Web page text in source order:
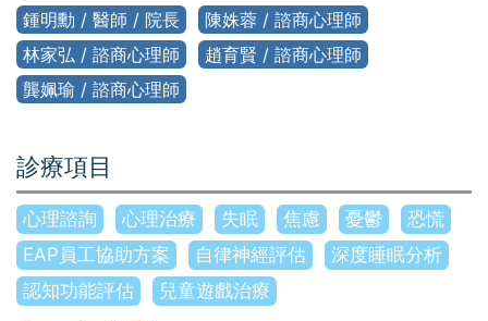
鍾明勳 / 醫師 / 院長
陳姝蓉 / 諮商心理師
林家弘 / 諮商心理師
趙育賢 / 諮商心理師
龔姵瑜 / 諮商心理師
診療項目
心理諮詢 心理治療 失眠 焦慮 憂鬱
恐慌
EAP員工協助方案
自律神經評估
深度睡眠分析
認知功能評估
兒童遊戲治療